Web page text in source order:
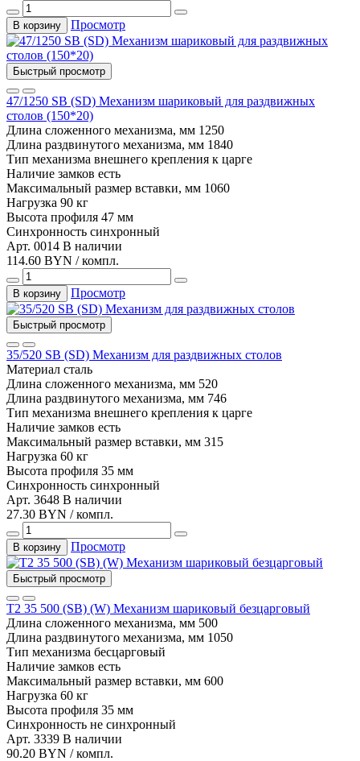
В корзину Просмотр
Быстрый просмотр
47/1250 SB (SD) Механизм шариковый для раздвижных
столов (150*20)
Длина сложенного механизма, мм 1250
Длина раздвинутого механизма, мм 1840
Тип механизма внешнего крепления к царге
Наличие замков есть
Максимальный размер вставки, мм 1060
Нагрузка 90 кг
Высота профиля 47 мм
Синхронность синхронный
Арт. 0014 В наличии
114.60 BYN / компл.
В корзину Просмотр
Быстрый просмотр
35/520 SB (SD) Механизм для раздвижных столов
Материал сталь
Длина сложенного механизма, мм 520
Длина раздвинутого механизма, мм 746
Тип механизма внешнего крепления к царге
Наличие замков есть
Максимальный размер вставки, мм 315
Нагрузка 60 кг
Высота профиля 35 мм
Синхронность синхронный
Арт. 3648 В наличии
27.30 BYN / компл.
В корзину Просмотр
Быстрый просмотр
T2 35 500 (SB) (W) Механизм шариковый безцарговый
Длина сложенного механизма, мм 500
Длина раздвинутого механизма, мм 1050
Тип механизма бесцарговый
Наличие замков есть
Максимальный размер вставки, мм 600
Нагрузка 60 кг
Высота профиля 35 мм
Синхронность не синхронный
Арт. 3339 В наличии
90.20 BYN / компл.